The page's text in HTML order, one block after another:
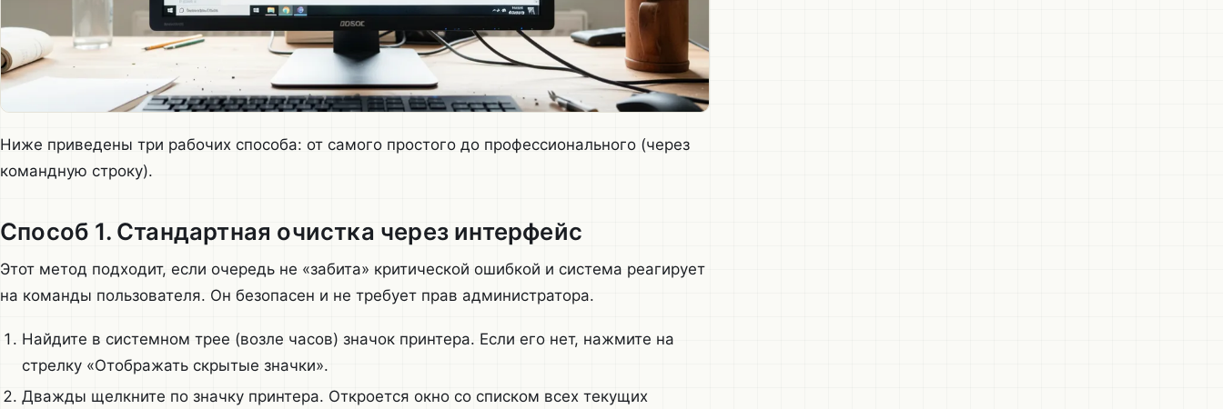
Ниже приведены три рабочих способа: от самого простого до профессионального (через
командную строку).
Способ 1. Стандартная очистка через интерфейс
Этот метод подходит, если очередь не «забита» критической ошибкой и система реагирует
на команды пользователя. Он безопасен и не требует прав администратора.
Найдите в системном трее (возле часов) значок принтера. Если его нет, нажмите на
стрелку «Отображать скрытые значки».
Дважды щелкните по значку принтера. Откроется окно со списком всех текущих